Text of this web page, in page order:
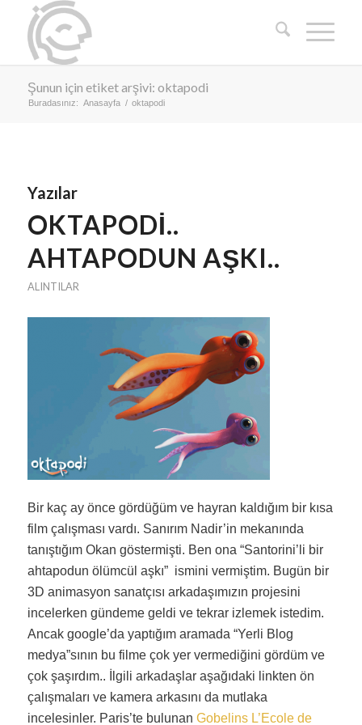
Şunun için etiket arşivi: oktapodi
Buradasınız: Anasayfa / oktapodi
Yazılar
OKTAPODI..
AHTAPODUN AŞKI..
ALINTILAR
Bir kaç ay önce gördüğüm ve hayran kaldığım bir kısa
film çalışması vardı. Sanırım Nadir’in mekanında
tanıştığım Okan göstermişti. Ben ona “Santorini’li bir
ahtapodun ölümcül aşkı” ismini vermiştim. Bugün bir
3D animasyon sanatçısı arkadaşımızın projesini
incelerken gündeme geldi ve tekrar izlemek istedim.
Ancak google’da yaptığım aramada “Yerli Blog
medya”sının bu filme çok yer vermediğini gördüm ve
çok şaşırdım.. İlgili arkadaşlar aşağıdaki linkten ön
çalışmaları ve kamera arkasını da mutlaka
incelesinler. Paris’te bulunan Gobelins L’Ecole de